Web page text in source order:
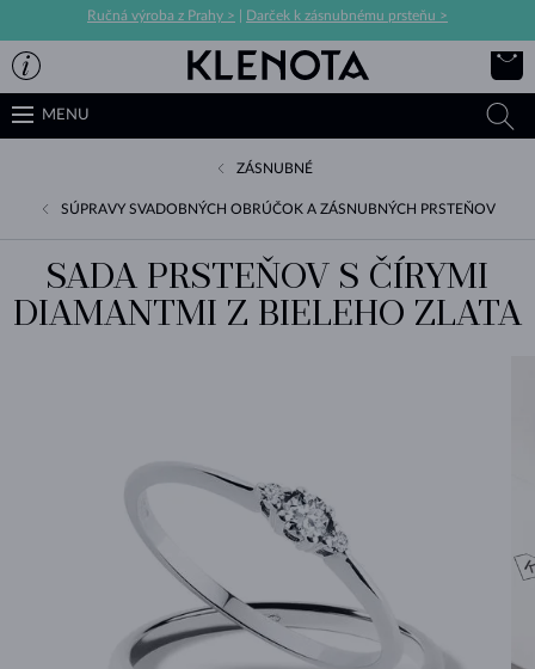
Ručná výroba z Prahy > Darček k zásnubnému prsteňu >
MENU
ZÁSNUBNÉ
SÚPRAVY SVADOBNÝCH OBRÚČOK A ZÁSNUBNÝCH PRSTEŇOV
SADA PRSTEŇOV S ČÍRYMI
DIAMANTMI Z BIELEHO ZLATA